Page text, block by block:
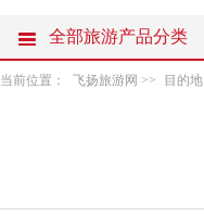
全部旅游产品分类
当前位置： 飞扬旅游网 >> 目的地